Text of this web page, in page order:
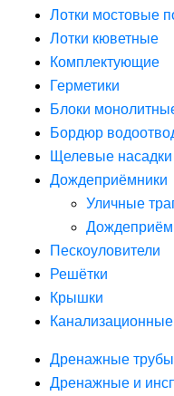
Лотки мостовые
Лотки кюветные
Комплектующие
Герметики
Блоки
Бордюр
Щелевые насадки
Дождеприёмники
Уличные
Пескоуловители
Решётки
Крышки
Дренажные трубы
Дренажные и